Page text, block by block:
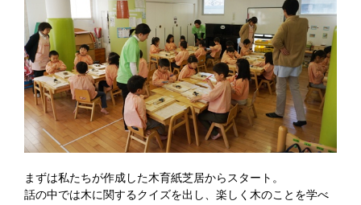
まずは私たちが作成した木育紙芝居からスタート。
話の中では木に関するクイズを出し、楽しく木のことを学べ